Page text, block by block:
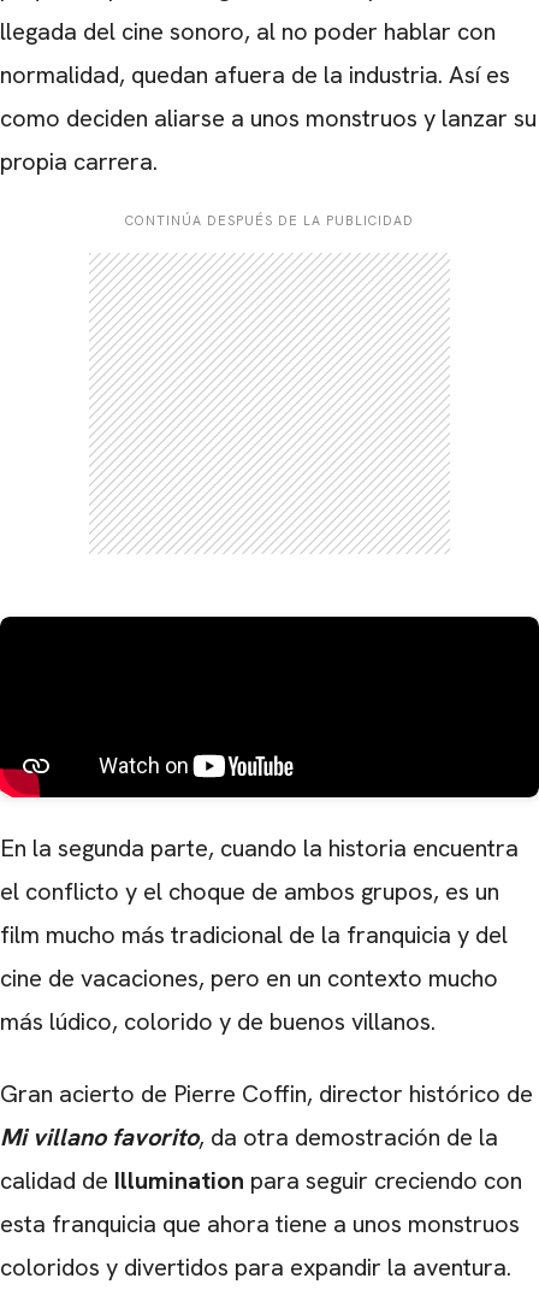
llegada del cine sonoro, al no poder hablar con
normalidad, quedan afuera de la industria. Así es
como deciden aliarse a unos monstruos y lanzar su
propia carrera.
CONTINÚA DESPUÉS DE LA PUBLICIDAD
En la segunda parte, cuando la historia encuentra
el conflicto y el choque de ambos grupos, es un
film mucho más tradicional de la franquicia y del
cine de vacaciones, pero en un contexto mucho
más lúdico, colorido y de buenos villanos.
Gran acierto de Pierre Coffin, director histórico de
Mi villano favorito, da otra demostración de la
calidad de Illumination para seguir creciendo con
esta franquicia que ahora tiene a unos monstruos
coloridos y divertidos para expandir la aventura.
CARREGANDO PUBLICIDADE